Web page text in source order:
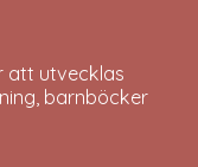
att utvecklas
barnböcker